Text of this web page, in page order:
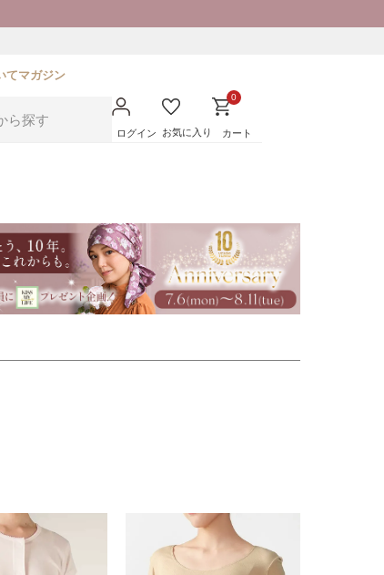
てマガジン
ログイン お気に入り
0
カート